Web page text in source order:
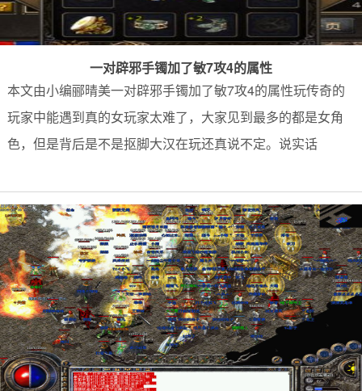
一对辟邪手镯加了敏7攻4的属性
本文由小编郦晴美一对辟邪手镯加了敏7攻4的属性玩传奇的
玩家中能遇到真的女玩家太难了，大家见到最多的都是女角
色，但是背后是不是抠脚大汉在玩还真说不定。说实话